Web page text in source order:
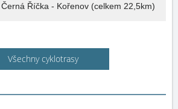
Říčka - Kořenov (celkem 22,5km)
Všechny cyklotrasy